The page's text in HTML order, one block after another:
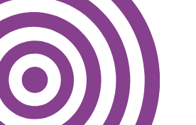
ÉCOLE
TAILLE